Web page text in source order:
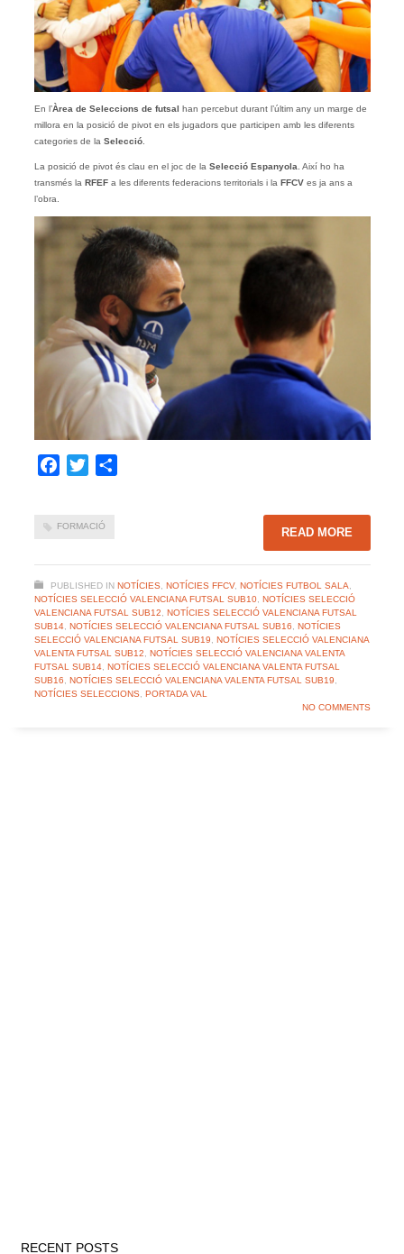
En l’Àrea de Seleccions de futsal han percebut durant l’últim any un marge de
millora en la posició de pivot en els jugadors que participen amb les diferents
categories de la Selecció.
La posició de pivot és clau en el joc de la Selecció Espanyola . Així ho ha
transmés la RFEF a les diferents federacions territorials i la FFCV es ja ans a
l’obra.
Facebook
Twitter
FORMACIÓ READ MORE
PUBLISHED IN NOTÍCIES, NOTÍCIES FFCV, NOTÍCIES FUTBOL SALA,
NOTÍCIES SELECCIÓ VALENCIANA FUTSAL SUB10, NOTÍCIES SELECCIÓ
VALENCIANA FUTSAL SUB12, NOTÍCIES SELECCIÓ VALENCIANA FUTSAL
SUB14, NOTÍCIES SELECCIÓ VALENCIANA FUTSAL SUB16, NOTÍCIES
SELECCIÓ VALENCIANA FUTSAL SUB19, NOTÍCIES SELECCIÓ VALENCIANA
VALENTA FUTSAL SUB12, NOTÍCIES SELECCIÓ VALENCIANA VALENTA
FUTSAL SUB14, NOTÍCIES SELECCIÓ VALENCIANA VALENTA FUTSAL
SUB16, NOTÍCIES SELECCIÓ VALENCIANA VALENTA FUTSAL SUB19,
NOTÍCIES SELECCIONS, PORTADA VAL
NO COMMENTS
RECENT POSTS